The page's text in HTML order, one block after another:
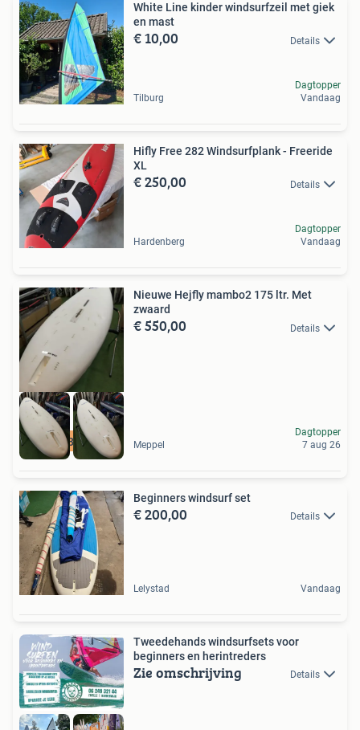
White Line kinder windsurfzeil met giek
en mast
€ 10,00 Details
Tilburg
Dagtopper
Vandaag
Hifly Free 282 Windsurfplank - Freeride
XL
€ 250,00 Details
Hardenberg
Dagtopper
Vandaag
06 51688689 AvanK
Nieuwe Hejfly mambo2 175 ltr. Met
zwaard
€ 550,00 Details
Meppel
Dagtopper
7 aug 26
Beginners windsurf set
€ 200,00 Details
Lelystad Vandaag
Tweedehands windsurfsets voor
beginners en herintreders
Zie omschrijving Details